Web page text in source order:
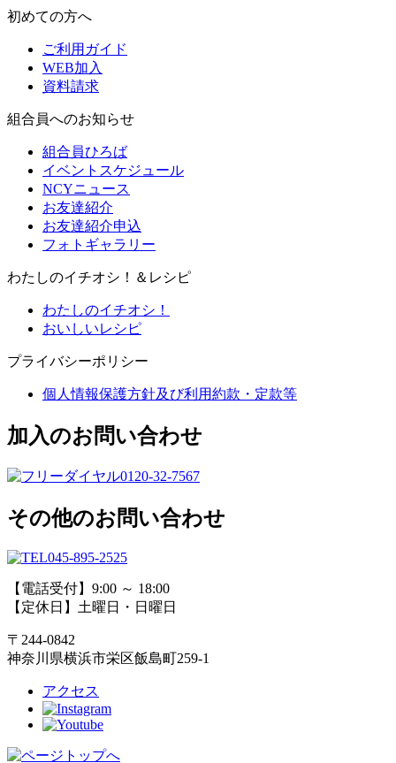
初めての方へ
ご利用ガイド
WEB加入
資料請求
組合員へのお知らせ
組合員ひろば
イベントスケジュール
NCYニュース
お友達紹介
お友達紹介申込
フォトギャラリー
わたしのイチオシ！＆レシピ
わたしのイチオシ！
おいしいレシピ
プライバシーポリシー
個人情報保護方針及び利用約款・定款等
加入のお問い合わせ
0120-32-7567
その他のお問い合わせ
045-895-2525
【電話受付】9:00 ～ 18:00
【定休日】土曜日・日曜日
〒244-0842
神奈川県横浜市栄区飯島町259-1
アクセス